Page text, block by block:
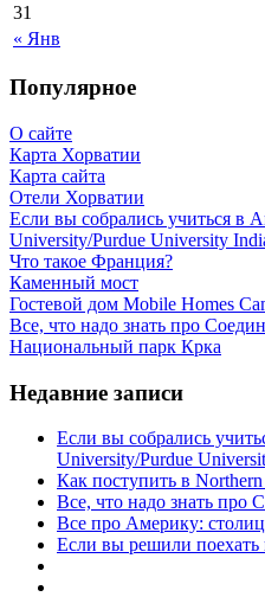
« Янв
31
Популярное
О сайте
Карта Хорватии
Карта сайта
Отели Хорватии
Если вы собрались учиться в
University/Purdue University
Что такое Франция?
Каменный мост
Гостевой дом Mobile Homes
Все, что надо знать про
Национальный парк Крка
Недавние записи
Если вы собрались
University/Purdue
Как поступить в
Все, что надо знать
Все про Америку:
Если вы решили